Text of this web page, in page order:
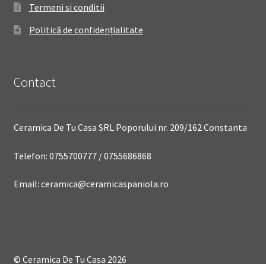
Termeni si conditii
Politică de confidențialitate
Contact
Ceramica De Tu Casa SRL Poporului nr. 209/162 Constanta
Telefon: 0755700777 / 0755686868
Email: ceramica@ceramicaspaniola.ro
© Ceramica De Tu Casa 2026